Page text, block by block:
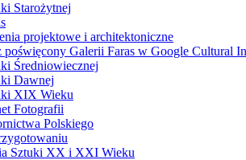
Starożytnej
projektowe i architektoniczne
poświęcony Galerii Faras w Google Cultural
Średniowiecznej
Dawnej
XIX Wieku
Fotografii
Polskiego
Sztuki XX i XXI Wieku